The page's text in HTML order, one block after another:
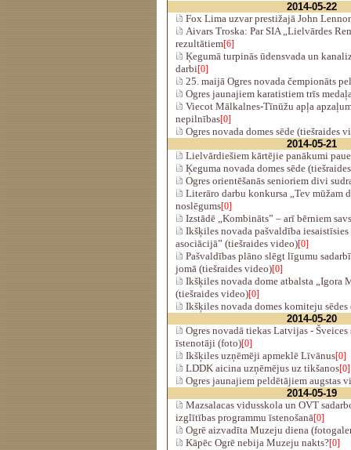
2014-05-22
Fox Lima uzvar prestižajā John
Aivars Troska: Par SIA „Lielvārdes
rezultātiem[6]
Ķegumā turpinās ūdensvada un
darbi[0]
25. maijā Ogres novada čempionāts
Ogres jaunajiem karatistiem trīs
Viecot Mālkalnes-Tīnūžu apļa
nepilnības[0]
Ogres novada domes sēde (tiešraides
2014-05-21
Lielvārdiešiem kārtējie panākumi
Ķeguma novada domes sēde
Ogres orientēšanās senioriem divi
Literāro darbu konkursa „Tev mūžam
noslēgums[0]
Izstādē „Kombināts” – arī bērniem
Ikšķiles novada pašvaldība iesaistīsies
asociācijā” (tiešraides video)[0]
Pašvaldības plāno slēgt līgumu
jomā (tiešraides video)[0]
Ikšķiles novada dome atbalsta „Igora
(tiešraides video)[0]
Ikšķiles novada domes komiteju
2014-05-20
Ogres novadā tiekas Latvijas - Šveices
īstenotāji (foto)[0]
Ikšķiles uzņēmēji apmeklē Līvānus[0]
LDDK aicina uzņēmējus uz tikšanos[0]
Ogres jaunajiem peldētājiem augstas
2014-05-19
Mazsalacas vidusskola un OVT
izglītības programmu īstenošanā[0]
Ogrē aizvadīta Muzeju diena
Kāpēc Ogrē nebija Muzeju nakts?[0]